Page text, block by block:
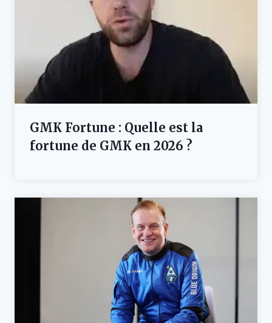
GMK Fortune : Quelle est la
fortune de GMK en 2026 ?